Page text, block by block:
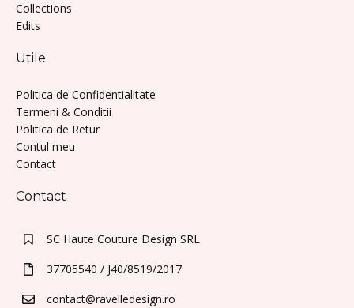
Collections
Edits
Utile
Politica de Confidentialitate
Termeni & Conditii
Politica de Retur
Contul meu
Contact
Contact
SC Haute Couture Design SRL
37705540 / J40/8519/2017
contact@ravelledesign.ro